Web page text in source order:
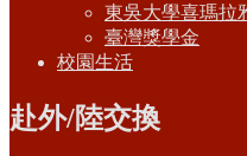
東吳大學喜瑪拉
臺灣獎學金
校園生活
赴外/陸交換